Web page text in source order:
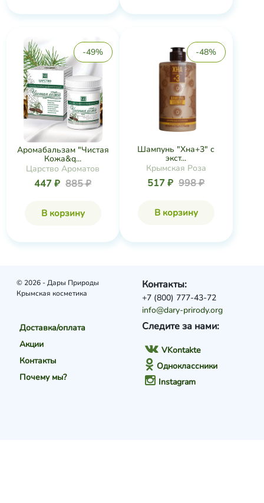
-49%
Аромабальзам "Чистая
Кожа&q...
Царство Ароматов
447 ₽ 885 ₽
В корзину
-48%
Шампунь "Хна+3" с
экст...
Крымская Роза
517 ₽ 998 ₽
В корзину
© 2026 - Дары Природы
Крымская косметика
Доставка/оплата
Акции
Контакты
Почему мы?
Следите за нами:
VKontakte
Одноклассники
Instagram
Контакты:
+7 (800) 777-43-72
info@dary-prirody.org